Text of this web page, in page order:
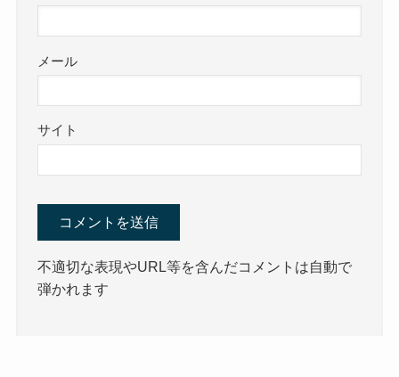
メール
サイト
不適切な表現やURL等を含んだコメントは自動で
弾かれます